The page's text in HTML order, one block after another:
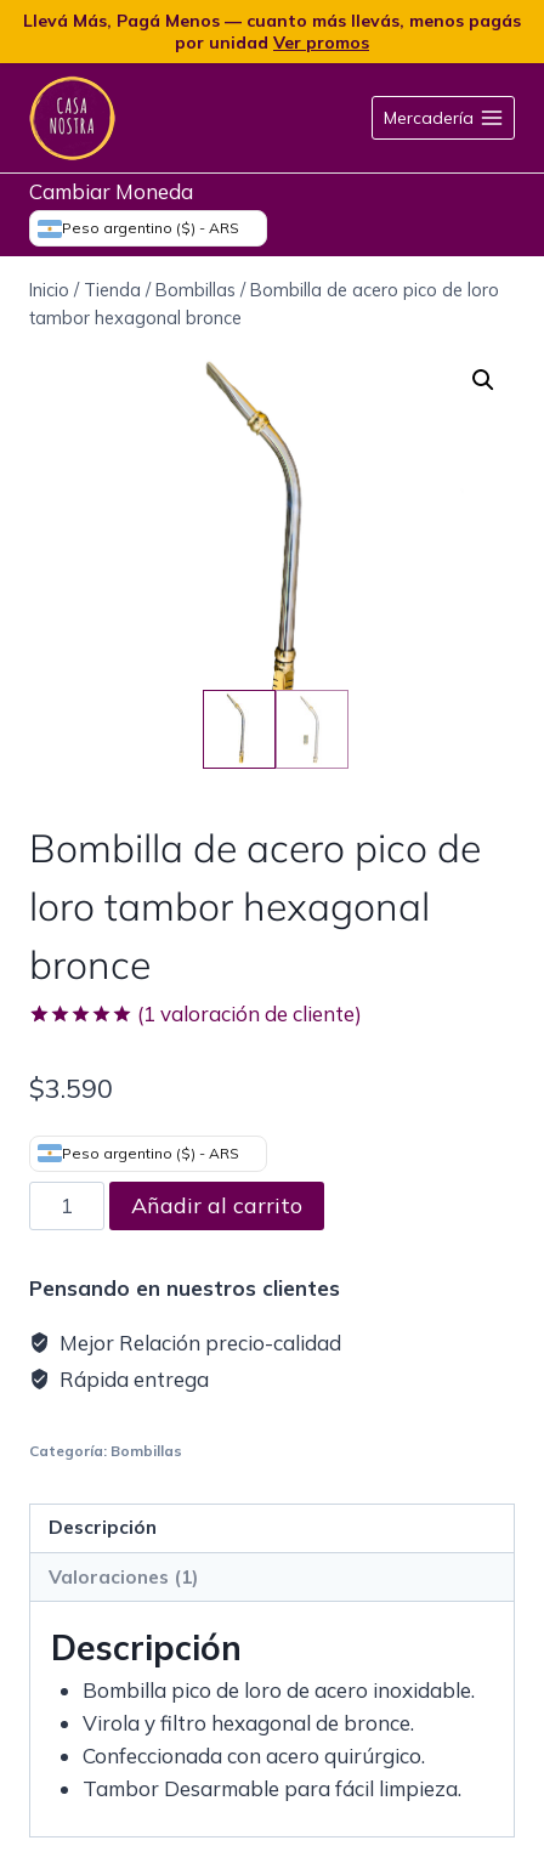
Llevá Más, Pagá Menos — cuanto más llevás, menos pagás
por unidad Ver promos
Mercadería
Cambiar Moneda
Peso argentino ($) - ARS
Inicio / Tienda / Bombillas / Bombilla de acero pico de loro
tambor hexagonal bronce
Bombilla de acero pico de
loro tambor hexagonal
bronce
de 5 en
base a
de un
cliente
(1 valoración de cliente)
$3.590
Peso argentino ($) - ARS
Añadir al carrito
Pensando en nuestros clientes
Mejor Relación precio-calidad
Rápida entrega
Categoría: Bombillas
Descripción
Valoraciones (1)
Descripción
Bombilla pico de loro de acero inoxidable.
Virola y filtro hexagonal de bronce.
Confeccionada con acero quirúrgico.
Tambor Desarmable para fácil limpieza.